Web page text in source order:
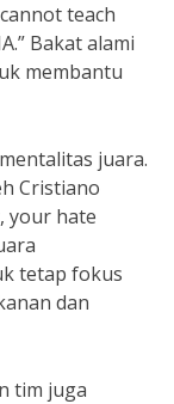
teach
Bakat alami
membantu
juara.
Cristiano
your hate
tetap fokus
dan
tim juga